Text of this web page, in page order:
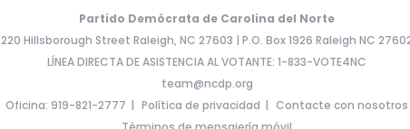
Partido Demócrata de Carolina del Norte
220 Hillsborough Street Raleigh, NC 27603 | P.O. Box 1926 Raleigh NC
LÍNEA DIRECTA DE ASISTENCIA AL VOTANTE: 1-833-VOTE4NC
team@ncdp.org
Oficina: 919-821-2777
Política de privacidad
Contacte con nosotros